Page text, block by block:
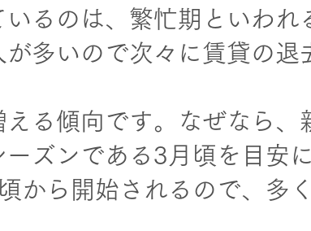
るのは、繁忙期といわ
多いので次々に賃貸の
る傾向です。なぜなら
ズンである3月頃を目安
から開始されるので、多